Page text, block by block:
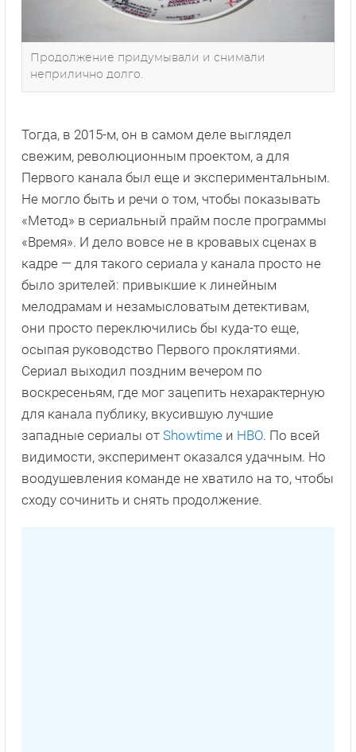
Продолжение придумывали и снимали
неприлично долго.
Тогда, в 2015-м, он в самом деле выглядел
свежим, революционным проектом, а для
Первого канала был еще и экспериментальным.
Не могло быть и речи о том, чтобы показывать
«Метод» в сериальный прайм после программы
«Время». И дело вовсе не в кровавых сценах в
кадре — для такого сериала у канала просто не
было зрителей: привыкшие к линейным
мелодрамам и незамысловатым детективам,
они просто переключились бы куда-то еще,
осыпая руководство Первого проклятиями.
Сериал выходил поздним вечером по
воскресеньям, где мог зацепить нехарактерную
для канала публику, вкусившую лучшие
западные сериалы от Showtime и HBO. По всей
видимости, эксперимент оказался удачным. Но
воодушевления команде не хватило на то, чтобы
сходу сочинить и снять продолжение.